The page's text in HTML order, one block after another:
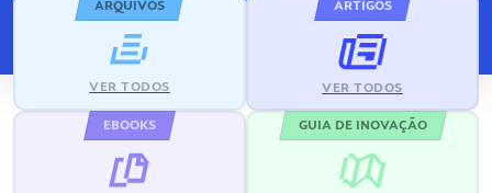
ARQUIVOS
VER TODOS
ARTIGOS
VER TODOS
EBOOKS GUIA DE INOVAÇÃO